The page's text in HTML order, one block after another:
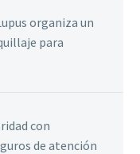
organiza un
para
con
de atención